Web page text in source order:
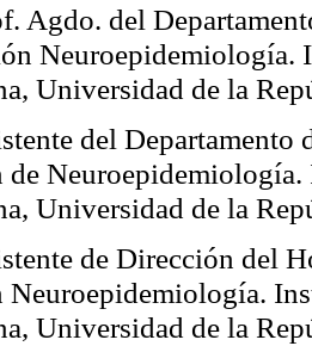
Agdo. del
Neuroepidemiología.
Universidad de la
del
de
Universidad de la
de Dirección del
Neuroepidemiología.
Universidad de la